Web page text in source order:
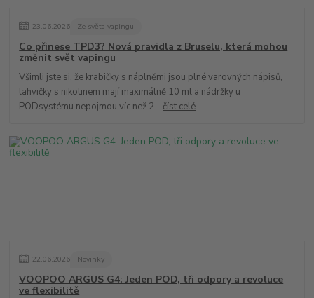
23.06.2026 Ze světa vapingu
Co přinese TPD3? Nová pravidla z Bruselu, která mohou
změnit svět vapingu
Všimli jste si, že krabičky s náplněmi jsou plné varovných nápisů,
lahvičky s nikotinem mají maximálně 10 ml a nádržky u
PODsystému nepojmou víc než 2... číst celé
22.06.2026 Novinky
VOOPOO ARGUS G4: Jeden POD, tři odpory a revoluce
ve flexibilitě